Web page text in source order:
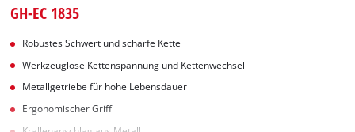
GH-EC 1835
Robustes Schwert und scharfe Kette
Werkzeuglose Kettenspannung und Kettenwechsel
Metallgetriebe für hohe Lebensdauer
Ergonomischer Griff